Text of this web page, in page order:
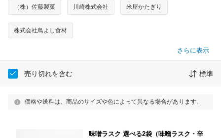
（株）佐藤製菓 川崎株式会社 米屋かたぎり
株式会社鳥よし食材
さらに表示
売り切れを含む 標準
価格や送料は、商品のサイズや色によって異なる場合があります。
味噌ラスク 選べる2袋（味噌ラスク・辛